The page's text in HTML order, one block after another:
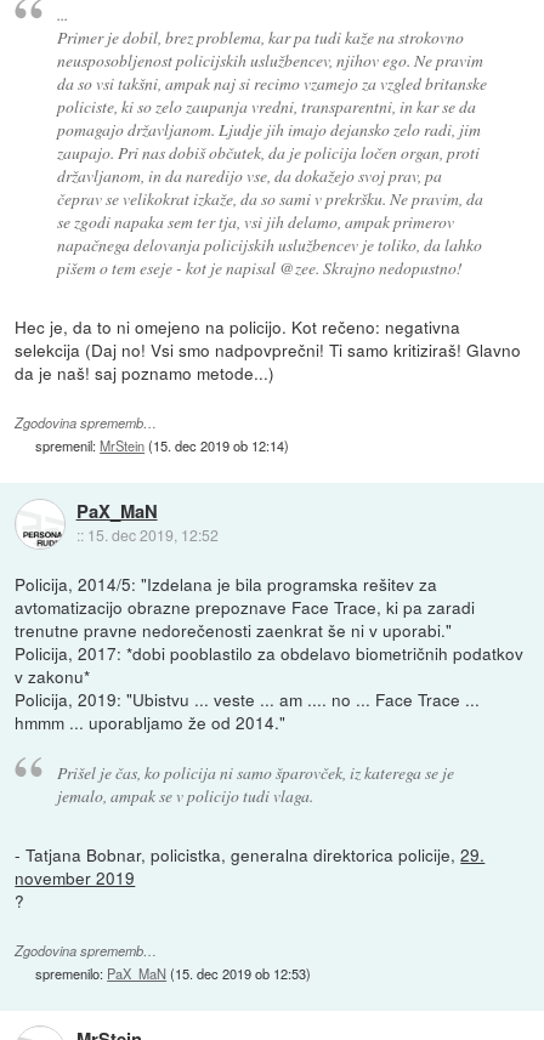
...
Primer je dobil, brez problema, kar pa tudi kaže na strokovno
neusposobljenost policijskih uslužbencev, njihov ego. Ne pravim
da so vsi takšni, ampak naj si recimo vzamejo za vzgled britanske
policiste, ki so zelo zaupanja vredni, transparentni, in kar se da
pomagajo državljanom. Ljudje jih imajo dejansko zelo radi, jim
zaupajo. Pri nas dobiš občutek, da je policija ločen organ, proti
državljanom, in da naredijo vse, da dokažejo svoj prav, pa
čeprav se velikokrat izkaže, da so sami v prekršku. Ne pravim, da
se zgodi napaka sem ter tja, vsi jih delamo, ampak primerov
napačnega delovanja policijskih uslužbencev je toliko, da lahko
pišem o tem eseje - kot je napisal @zee. Skrajno nedopustno!
Hec je, da to ni omejeno na policijo. Kot rečeno: negativna
selekcija (Daj no! Vsi smo nadpovprečni! Ti samo kritiziraš! Glavno
da je naš! saj poznamo metode...)
Zgodovina sprememb…
spremenil:MrStein(15. dec 2019 ob 12:14)
PaX_MaN
:: 15. dec 2019, 12:52
Policija, 2014/5: "Izdelana je bila programska rešitev za
avtomatizacijo obrazne prepoznave Face Trace, ki pa zaradi
trenutne pravne nedorečenosti zaenkrat še ni v uporabi."
Policija, 2017: *dobi pooblastilo za obdelavo biometričnih podatkov
v zakonu*
Policija, 2019: "Ubistvu ... veste ... am .... no ... Face Trace ...
hmmm ... uporabljamo že od 2014."
Prišel je čas, ko policija ni samo šparovček, iz katerega se je
jemalo, ampak se v policijo tudi vlaga.
- Tatjana Bobnar, policistka, generalna direktorica policije,29.
november 2019
?
Zgodovina sprememb…
spremenilo: PaX_MaN (15. dec 2019 ob 12:53)